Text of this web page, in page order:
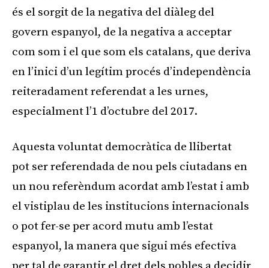
és el sorgit de la negativa del diàleg del
govern espanyol, de la negativa a acceptar
com som i el que som els catalans, que deriva
en l’inici d’un legítim procés d’independència
reiteradament referendat a les urnes,
especialment l’1 d’octubre del 2017.
Aquesta voluntat democràtica de llibertat
pot ser referendada de nou pels ciutadans en
un nou referèndum acordat amb l’estat i amb
el vistiplau de les institucions internacionals
o pot fer-se per acord mutu amb l’estat
espanyol, la manera que sigui més efectiva